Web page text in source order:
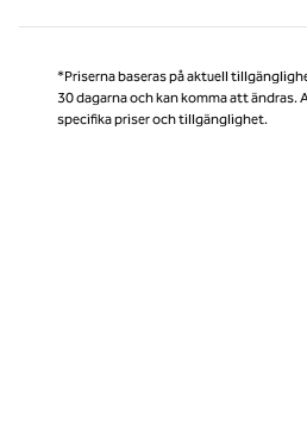
*Priserna baseras på aktuell
30 dagarna och kan komma att ändras.
specifika priser och tillgänglighet.